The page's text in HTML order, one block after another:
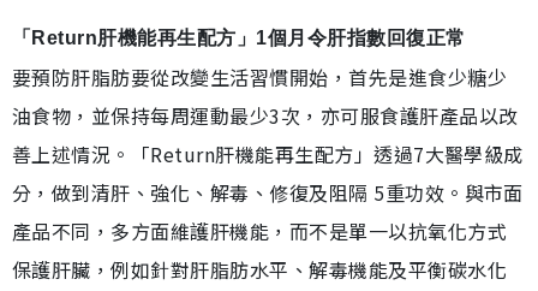
「Return肝機能再生配方」1個月令肝指數回復正常
要預防肝脂肪要從改變生活習慣開始，首先是進食少糖少
油食物，並保持每周運動最少3次，亦可服食護肝產品以改
善上述情況。「Return肝機能再生配方」透過7大醫學級成
分，做到清肝、強化、解毒、修復及阻隔 5重功效。與市面
產品不同，多方面維護肝機能，而不是單一以抗氧化方式
保護肝臟，例如針對肝脂肪水平、解毒機能及平衡碳水化